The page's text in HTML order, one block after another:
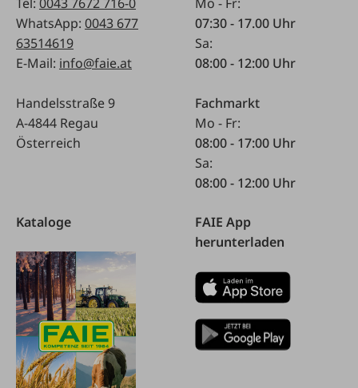
WhatsApp: 0043 677
63514619
E-Mail: info@faie.at
Handelsstraße 9
A-4844 Regau
Österreich
07:30 - 17.00 Uhr
Sa:
08:00 - 12:00 Uhr
Fachmarkt
Mo - Fr:
08:00 - 17:00 Uhr
Sa:
08:00 - 12:00 Uhr
Kataloge
FAIE App
herunterladen